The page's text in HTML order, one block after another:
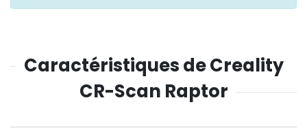
Caractéristiques de Creality
CR-Scan Raptor